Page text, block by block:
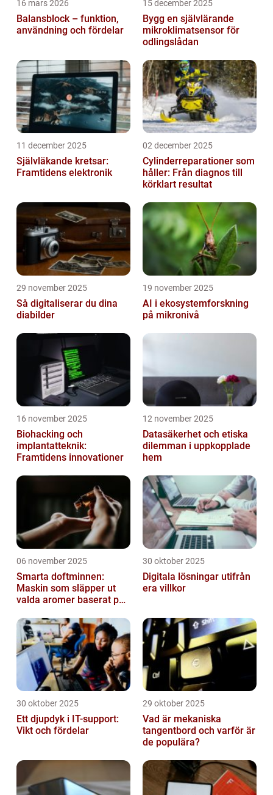
16 mars 2026
Balansblock – funktion,
användning och fördelar
15 december 2025
Bygg en självlärande
mikroklimatsensor för
odlingslådan
11 december 2025
Självläkande kretsar:
Framtidens elektronik
02 december 2025
Cylinderreparationer som
håller: Från diagnos till
körklart resultat
29 november 2025
Så digitaliserar du dina
diabilder
19 november 2025
AI i ekosystemforskning
på mikronivå
16 november 2025
Biohacking och
implantatteknik:
Framtidens innovationer
12 november 2025
Datasäkerhet och etiska
dilemman i uppkopplade
hem
06 november 2025
Smarta doftminnen:
Maskin som släpper ut
valda aromer baserat på
30 oktober 2025
Digitala lösningar utifrån
era villkor
30 oktober 2025
Ett djupdyk i IT-support:
Vikt och fördelar
29 oktober 2025
Vad är mekaniska
tangentbord och varför är
de populära?